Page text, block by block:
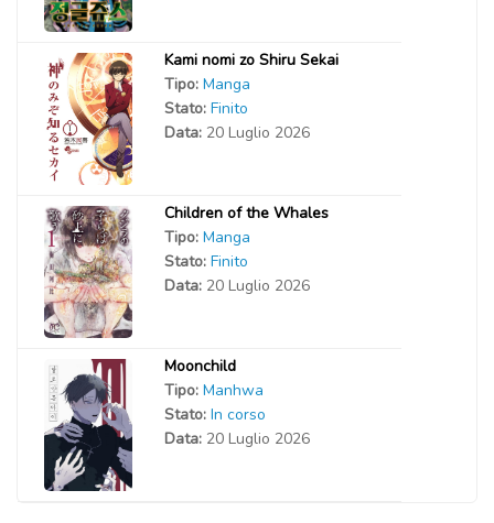
Kami nomi zo Shiru Sekai
Tipo: Manga
Stato: Finito
Data: 20 Luglio 2026
Children of the Whales
Tipo: Manga
Stato: Finito
Data: 20 Luglio 2026
Moonchild
Tipo: Manhwa
Stato: In corso
Data: 20 Luglio 2026